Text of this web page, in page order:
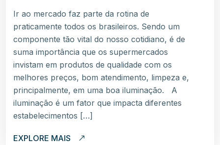
Ir ao mercado faz parte da rotina de
praticamente todos os brasileiros. Sendo um
componente tão vital do nosso cotidiano, é de
suma importância que os supermercados
invistam em produtos de qualidade com os
melhores preços, bom atendimento, limpeza e,
principalmente, em uma boa iluminação. A
iluminação é um fator que impacta diferentes
estabelecimentos […]
EXPLORE MAIS